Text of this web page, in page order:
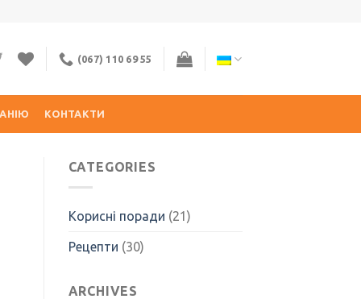
(067) 110 69 55
КОНТАКТИ
CATEGORIES
Корисні поради (21)
Рецепти (30)
ARCHIVES